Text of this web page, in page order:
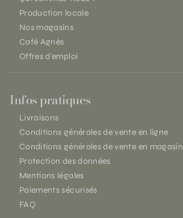
Production locale
Nos magasins
Café Agnès
Offres d'emploi
Infos pratiques
Livraisons
Conditions générales de vente en ligne
Conditions générales de vente en magasin
Protection des données
Mentions légales
Paiements sécurisés
FAQ